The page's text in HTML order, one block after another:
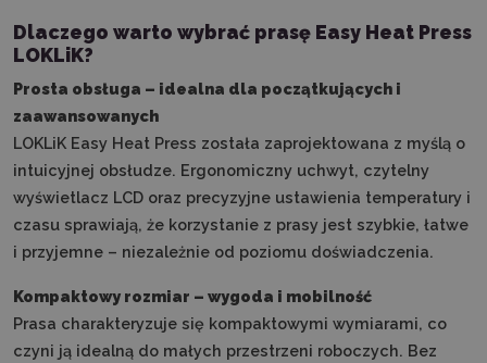
Dlaczego warto wybrać prasę Easy Heat Press
LOKLiK?
Prosta obsługa – idealna dla początkujących i
zaawansowanych
LOKLiK Easy Heat Press została zaprojektowana z myślą o
intuicyjnej obsłudze. Ergonomiczny uchwyt, czytelny
wyświetlacz LCD oraz precyzyjne ustawienia temperatury i
czasu sprawiają, że korzystanie z prasy jest szybkie, łatwe
i przyjemne – niezależnie od poziomu doświadczenia.
Kompaktowy rozmiar – wygoda i mobilność
Prasa charakteryzuje się kompaktowymi wymiarami, co
czyni ją idealną do małych przestrzeni roboczych. Bez